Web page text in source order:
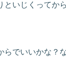
といじくってか
らでいいかな？